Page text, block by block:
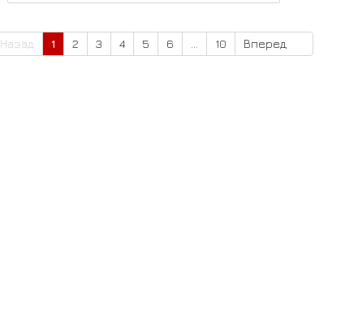
Назад 1 2 3 4 5 6 10 Вперед